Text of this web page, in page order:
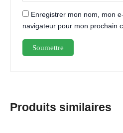
Enregistrer mon nom, mon
navigateur pour mon prochain
Produits similaires